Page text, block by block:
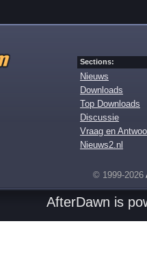
Sections:
Nieuws
Downloads
Top Downloads
Discussie
Vraag en
Nieuws2.nl
© 1999-2026
AfterDawn is